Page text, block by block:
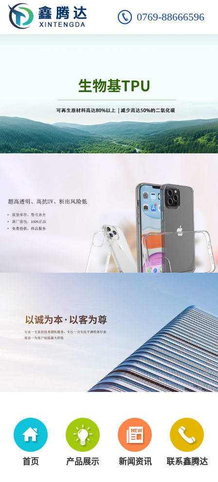
0769-88666596
首页 产品展示 新闻资讯 联系鑫腾达